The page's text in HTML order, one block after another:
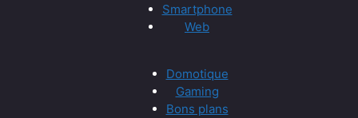
Smartphone
Web
Domotique
Gaming
Bons plans